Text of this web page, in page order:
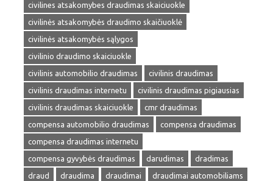
civilines atsakomybes draudimas skaiciuokle
civilinės atsakomybės draudimo skaičiuoklė
civilinės atsakomybės sąlygos
civilinio draudimo skaiciuokle
civilinis automobilio draudimas
civilinis draudimas
civilinis draudimas internetu
civilinis draudimas pigiausias
civilinis draudimas skaiciuokle
cmr draudimas
compensa automobilio draudimas
compensa draudimas
compensa draudimas internetu
compensa gyvybės draudimas
darudimas
dradimas
draud
draudima draudimai
draudimai automobiliams